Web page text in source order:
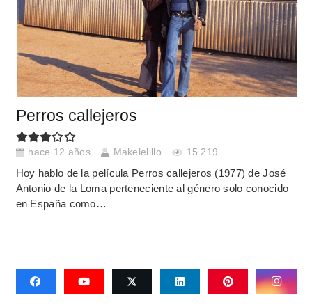
Perros callejeros
hace 12 años Makelelillo 15.219
Hoy hablo de la película Perros callejeros (1977) de José
Antonio de la Loma perteneciente al género solo conocido
en España como…